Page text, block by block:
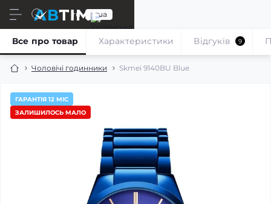
ru ua
Чоловічі годинники Skmei 9140BU Blue
Все про товар Характеристики Відгуків 9
ГАРАНТІЯ 12 МІС
ЗАЛИШИЛОСЬ МАЛО